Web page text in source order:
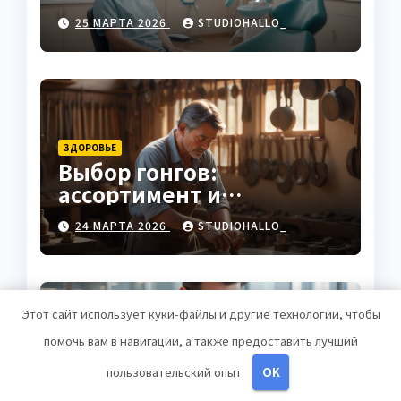
клинику
25 МАРТА 2026 STUDIOHALLO_
ЗДОРОВЬЕ
Выбор гонгов:
ассортимент и
характеристики
24 МАРТА 2026 STUDIOHALLO_
Оформление
Этот сайт использует куки-файлы и другие технологии, чтобы
помочь вам в навигации, а также предоставить лучший
пользовательский опыт.
OK